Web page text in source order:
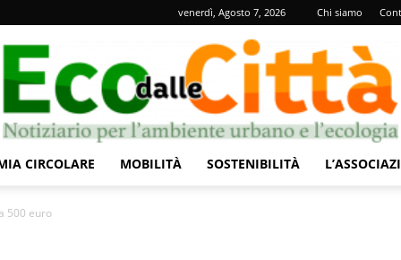
venerdì, Agosto 7, 2026 Chi siamo
CIRCOLARE MOBILITÀ SOSTENIBILITÀ
500 euro